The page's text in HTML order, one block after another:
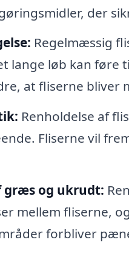
der
Regelmæssig
lange løb kan føre
at fliserne bliver
Renholdelse af
Fliserne vil
græs og ukrudt:
mellem fliserne,
forbliver